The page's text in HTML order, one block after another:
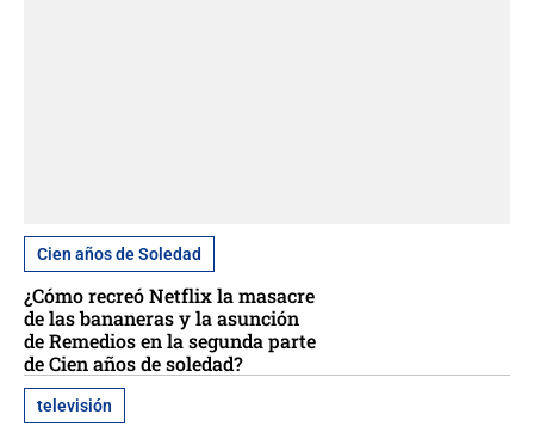
Cien años de Soledad
¿Cómo recreó Netflix la masacre
de las bananeras y la asunción
de Remedios en la segunda parte
de Cien años de soledad?
televisión